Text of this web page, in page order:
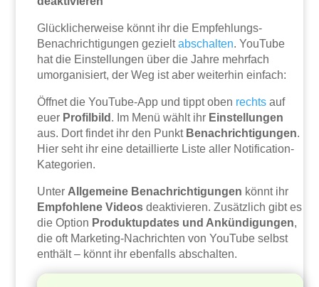
Glücklicherweise könnt ihr die Empfehlungs-
Benachrichtigungen gezieltabschalten. YouTube
hat die Einstellungen über die Jahre mehrfach
umorganisiert, der Weg ist aber weiterhin einfach:
Öffnet die YouTube-App und tippt oben rechts auf
euer Profilbild . Im Menü wählt ihr Einstellungen
aus. Dort findet ihr den Punkt Benachrichtigungen.
Hier seht ihr eine detaillierte Liste aller Notification-
Kategorien.
Unter Allgemeine Benachrichtigungen könnt ihr
Empfohlene Videos deaktivieren. Zusätzlich gibt es
die Option Produktupdates und Ankündigungen,
die oft Marketing-Nachrichten von YouTube selbst
enthält – könnt ihr ebenfalls abschalten.